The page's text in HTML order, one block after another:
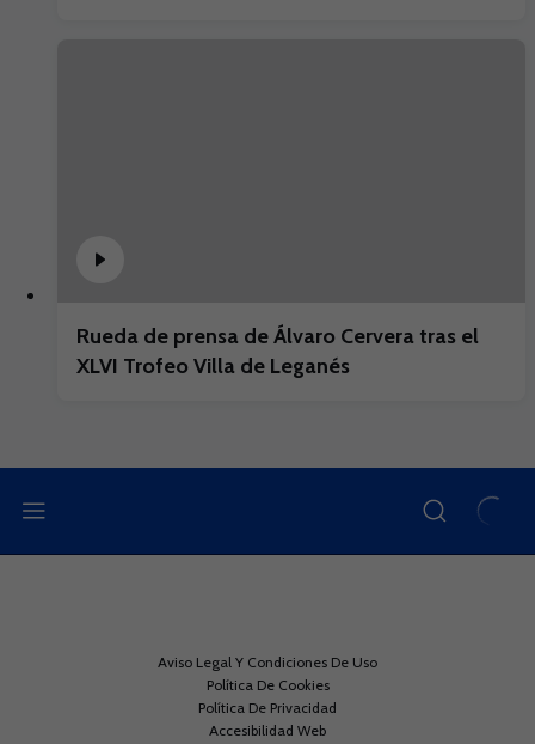
Rueda de prensa de Álvaro Cervera tras el
XLVI Trofeo Villa de Leganés
Aviso Legal Y Condiciones De Uso
Política De Cookies
Política De Privacidad
Accesibilidad Web